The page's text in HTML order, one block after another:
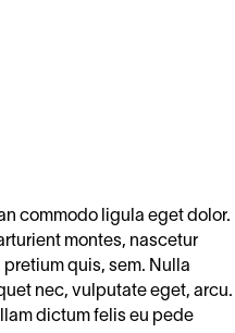
commodo ligula eget dolor.
montes, nascetur
quis, sem. Nulla
nec, vulputate eget, arcu.
dictum felis eu pede